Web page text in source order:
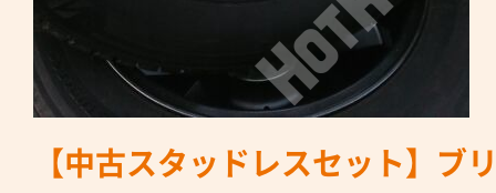
【中古スタッドレスセット】ブ